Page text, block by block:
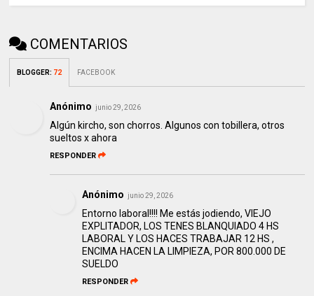
COMENTARIOS
BLOGGER: 72 FACEBOOK
Anónimo junio 29, 2026
Algún kircho, son chorros. Algunos con tobillera, otros
sueltos x ahora
RESPONDER
Anónimo junio 29, 2026
Entorno laboral!!!! Me estás jodiendo, VIEJO
EXPLITADOR, LOS TENES BLANQUIADO 4 HS
LABORAL Y LOS HACES TRABAJAR 12 HS ,
ENCIMA HACEN LA LIMPIEZA, POR 800.000 DE
SUELDO
RESPONDER